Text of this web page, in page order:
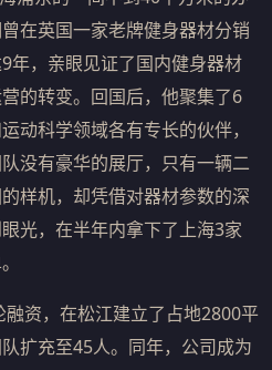
在英国一家老牌健身器材分销
年，亲眼见证了国内健身器材
的转变。回国后，他聚集了6
动科学领域各有专长的伙伴，
没有豪华的展厅，只有一辆二
样机，却凭借对器材参数的深
光，在半年内拿下了上海3家
资，在松江建立了占地2800平
扩充至45人。同年，公司成为